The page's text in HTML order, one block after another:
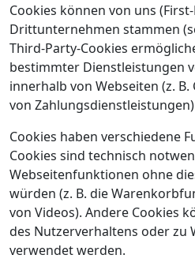
Cookies können von uns
Drittunternehmen stammen
Third-Party-Cookies
bestimmter Dienstleistungen
innerhalb von Webseiten (z.
von
Cookies haben verschiedene
Cookies sind technisch
Webseitenfunktionen ohne
würden (z. B. die
von Videos). Andere Cookies
des Nutzerverhaltens oder zu
verwendet werden.